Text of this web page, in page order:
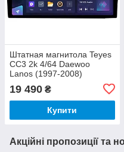
Штатная магнитола Teyes
CC3 2k 4/64 Daewoo
Lanos (1997-2008)
19 490 ₴
Купити
Акційні пропозиції та